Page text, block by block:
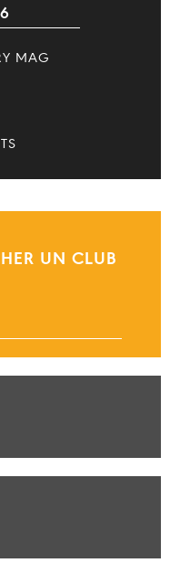
MAG
UN CLUB